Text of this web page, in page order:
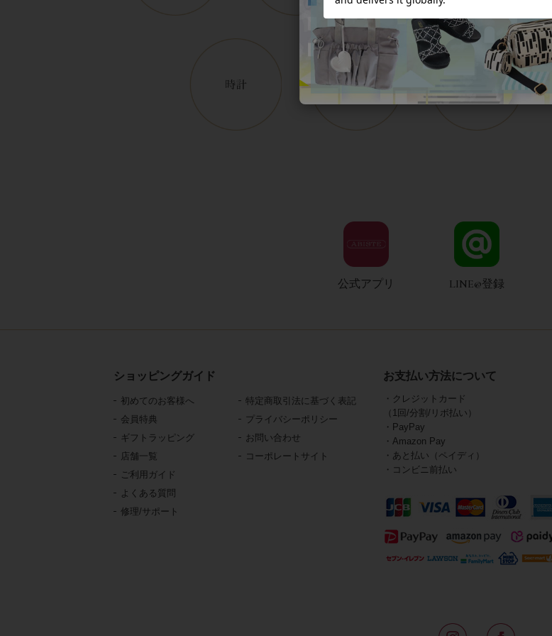
公式アプリ LINE@登録
ショッピングガイド
初めてのお客様へ
会員特典
ギフトラッピング
店舗一覧
ご利用ガイド
よくある質問
修理/サポート
特定商取引法に基づく表記
プライバシーポリシー
お問い合わせ
コーポレートサイト
お支払い方法について
・クレジットカード
（1回/分割/リボ払い）
・PayPay
・Amazon Pay
・あと払い（ペイディ）
・コンビニ前払い